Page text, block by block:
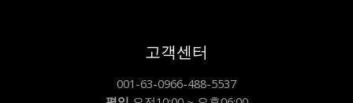
고객센터
001-63-0966-488-5537